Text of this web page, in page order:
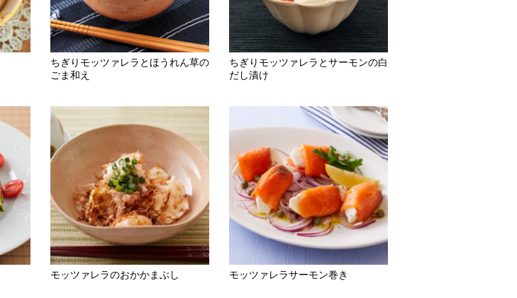
ちぎりモッツァレラとほうれん草の
ごま和え
ちぎりモッツァレラとサーモンの白
だし漬け
モッツァレラのおかかまぶし モッツァレラサーモン巻き